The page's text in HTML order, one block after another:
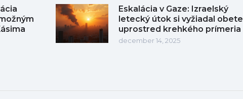
Eskalácia v Gaze: Izraelský
letecký útok si vyžiadal obete
uprostred krehkého prímeria
december 14, 2025